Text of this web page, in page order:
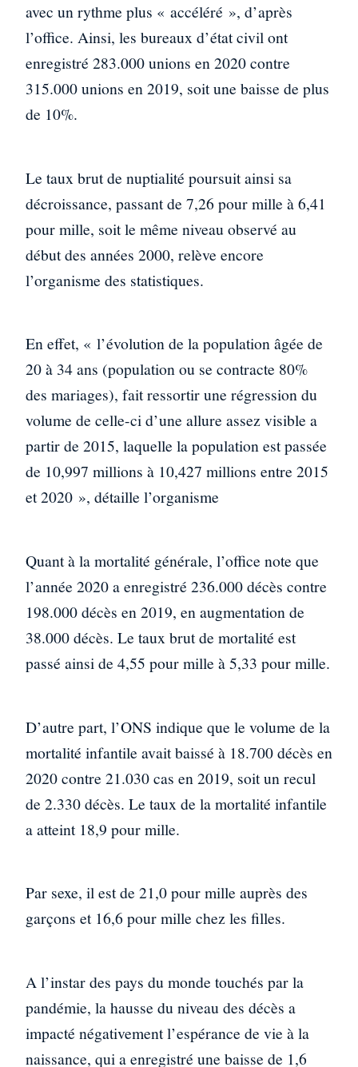
avec un rythme plus « accéléré », d’après
l’office. Ainsi, les bureaux d’état civil ont
enregistré 283.000 unions en 2020 contre
315.000 unions en 2019, soit une baisse de plus
de 10%.
Le taux brut de nuptialité poursuit ainsi sa
décroissance, passant de 7,26 pour mille à 6,41
pour mille, soit le même niveau observé au
début des années 2000, relève encore
l’organisme des statistiques.
En effet, « l’évolution de la population âgée de
20 à 34 ans (population ou se contracte 80%
des mariages), fait ressortir une régression du
volume de celle-ci d’une allure assez visible a
partir de 2015, laquelle la population est passée
de 10,997 millions à 10,427 millions entre 2015
et 2020 », détaille l’organisme
Quant à la mortalité générale, l’office note que
l’année 2020 a enregistré 236.000 décès contre
198.000 décès en 2019, en augmentation de
38.000 décès. Le taux brut de mortalité est
passé ainsi de 4,55 pour mille à 5,33 pour mille.
D’autre part, l’ONS indique que le volume de la
mortalité infantile avait baissé à 18.700 décès en
2020 contre 21.030 cas en 2019, soit un recul
de 2.330 décès. Le taux de la mortalité infantile
a atteint 18,9 pour mille.
Par sexe, il est de 21,0 pour mille auprès des
garçons et 16,6 pour mille chez les filles.
A l’instar des pays du monde touchés par la
pandémie, la hausse du niveau des décès a
impacté négativement l’espérance de vie à la
naissance, qui a enregistré une baisse de 1,6